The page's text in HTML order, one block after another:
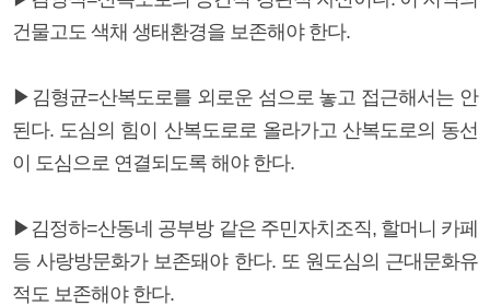
건물고도 색채 생태환경을 보존해야 한다.
▶김형균=산복도로를 외로운 섬으로 놓고 접근해서는 안
된다. 도심의 힘이 산복도로로 올라가고 산복도로의 동선
이 도심으로 연결되도록 해야 한다.
▶김정하=산동네 공부방 같은 주민자치조직, 할머니 카페
등 사랑방문화가 보존돼야 한다. 또 원도심의 근대문화유
적도 보존해야 한다.